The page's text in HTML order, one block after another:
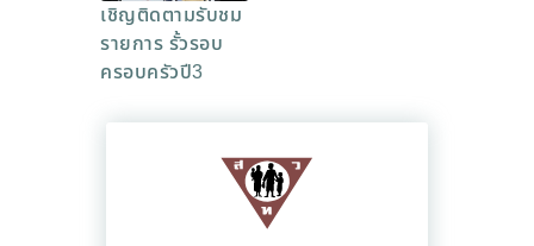
เชิญติดตามรับชม
รายการ รั้วรอบ
ครอบครัวปี3